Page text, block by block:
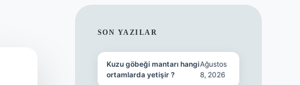
SIDEBAR
SON YAZILAR
Kuzu göbeği mantarı hangi
ortamlarda yetişir ?
Ağustos
8, 2026
https://